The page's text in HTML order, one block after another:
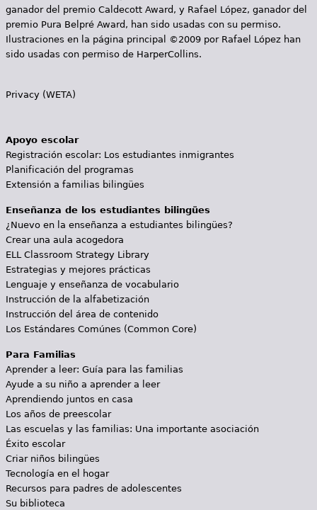
ganador del premio Caldecott Award, y Rafael López, ganador del
premio Pura Belpré Award, han sido usadas con su permiso.
Ilustraciones en la página principal ©2009 por Rafael López han
sido usadas con permiso de HarperCollins.
Privacy (WETA)
Apoyo escolar
Registración escolar: Los estudiantes inmigrantes
Planificación del programas
Extensión a familias bilingües
Enseñanza de los estudiantes bilingües
¿Nuevo en la enseñanza a estudiantes bilingües?
Crear una aula acogedora
ELL Classroom Strategy Library
Estrategias y mejores prácticas
Lenguaje y enseñanza de vocabulario
Instrucción de la alfabetización
Instrucción del área de contenido
Los Estándares Comúnes (Common Core)
Para Familias
Aprender a leer: Guía para las familias
Ayude a su niño a aprender a leer
Aprendiendo juntos en casa
Los años de preescolar
Las escuelas y las familias: Una importante asociación
Éxito escolar
Criar niños bilingües
Tecnología en el hogar
Recursos para padres de adolescentes
Su biblioteca